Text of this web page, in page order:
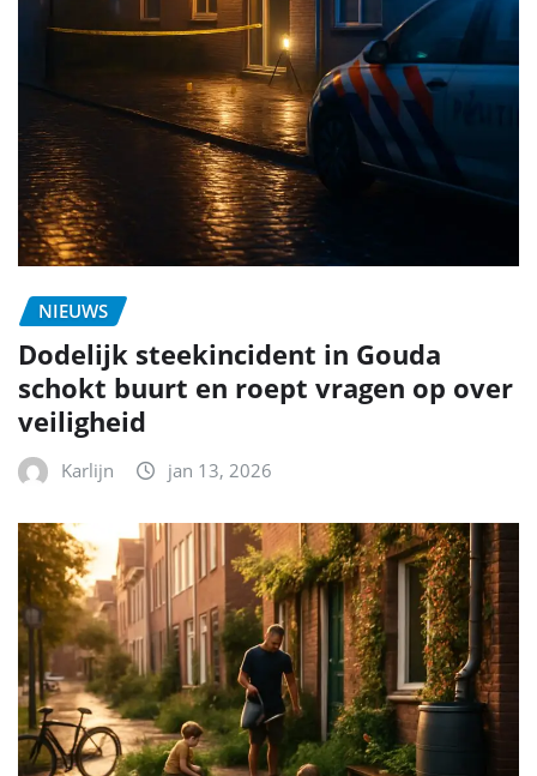
NIEUWS
Dodelijk steekincident in Gouda
schokt buurt en roept vragen op over
veiligheid
Karlijn jan 13, 2026